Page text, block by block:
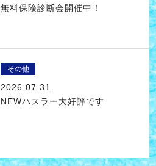
無料保険診断会開催中！
その他
2026.07.31
NEWハスラー大好評です